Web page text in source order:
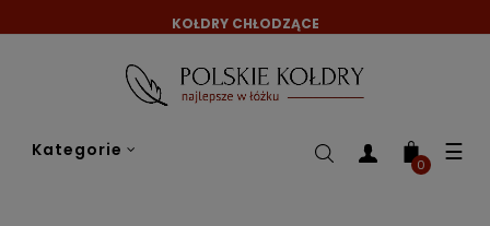
KOŁDRY CHŁODZĄCE
Kategorie ☰
0